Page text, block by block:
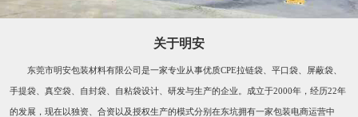
关于明安
东莞市明安包装材料有限公司是一家专业从事优质CPE拉链袋、平口袋、屏蔽袋、
手提袋、真空袋、自封袋、自粘袋设计、研发与生产的企业。成立于2000年，经历22年
的发展，现在以独资、合资以及授权生产的模式分别在东坑拥有一家包装电商运营中